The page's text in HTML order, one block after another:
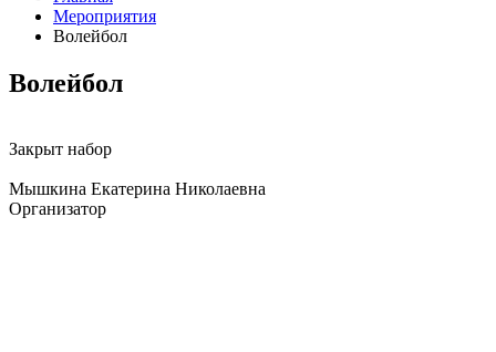
Мероприятия
Волейбол
Волейбол
Закрыт набор
Мышкина Екатерина Николаевна
Организатор